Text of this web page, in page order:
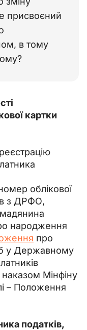
присвоєний
в тому
картки
облікової
з ДРФО,
народження
про
у Державному
Мінфіну
– Положення
податків,